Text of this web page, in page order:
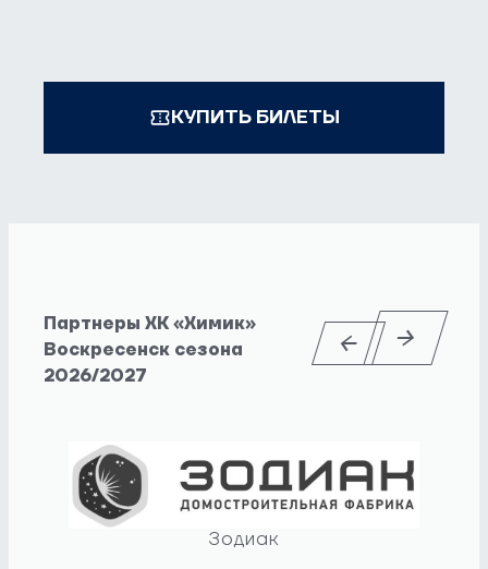
КУПИТЬ БИЛЕТЫ
Партнеры ХК «Химик»
Воскресенск сезона
2026/2027
Зодиак